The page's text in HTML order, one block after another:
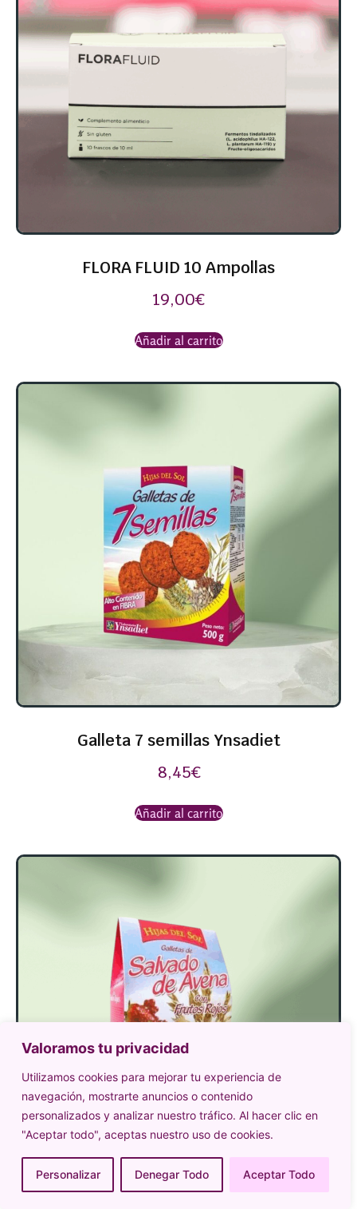
Valoramos tu privacidad
Utilizamos cookies para mejorar tu experiencia de
navegación, mostrarte anuncios o contenido
personalizados y analizar nuestro tráfico. Al hacer clic en
"Aceptar todo", aceptas nuestro uso de cookies.
Personalizar Denegar Todo Aceptar Todo
FLORA FLUID 10 Ampollas
19,00€
Añadir al carrito
Galleta 7 semillas Ynsadiet
8,45€
Añadir al carrito